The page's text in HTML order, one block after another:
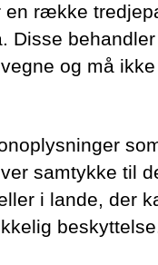
en række
Disse
og må
samtykke til
i lande, der
beskyttelse.